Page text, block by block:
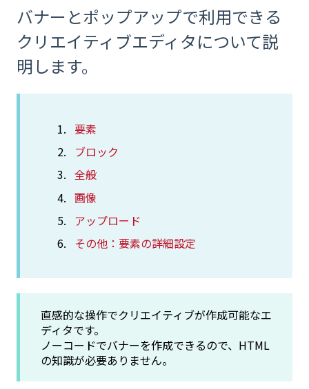
バナーとポップアップで利用できる
クリエイティブエディタについて説
明します。
要素
ブロック
全般
画像
アップロード
その他：要素の詳細設定
直感的な操作でクリエイティブが作成可能なエ
ディタです。
ノーコードでバナーを作成できるので、HTML
の知識が必要ありません。